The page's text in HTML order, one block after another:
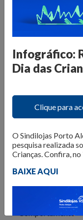
O Núcleo de
levantamentos sobre
varejo da Capital.
resultado de
são divulgados para
negócios da melhor
books com
Confira as
Comportamento
Infográfico:
Dia das
Clique para
O Sindilojas Porto
pesquisa realizada
Crianças. Confira,
BAIXE AQUI